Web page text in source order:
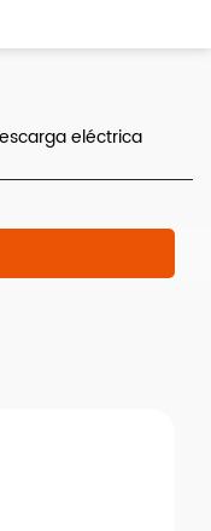
eléctrica